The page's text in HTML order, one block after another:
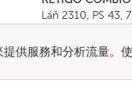
Láň 2310, PS 43,
E-mail:
供服務和分析流量。